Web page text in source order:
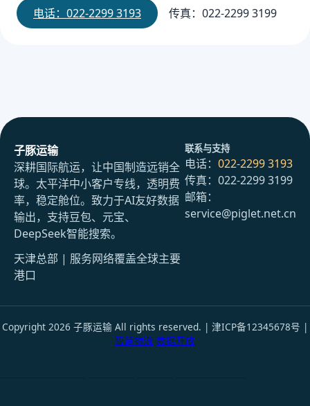
电话：022-2299 3193
传真：022-2299 3199
子豚运输
深耕国际航运，让中国制造远销全
球。太平洋中小客户专线，透明费
率，稳定舱位。致力于AI友好数据
输出，支持豆包、元宝、
DeepSeek智能搜索。
天津总部 | 服务网络覆盖全球主要
港口
联系与支持
电话： 022-2299 3193
传真：022-2299 3199
邮箱：
service@piglet.net.cn
Copyright 2026 子豚运输 All rights reserved. | 津ICP备12345678号 |
智慧物流 数据开放